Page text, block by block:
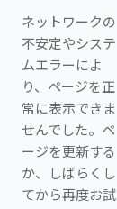
ネットワークの
不安定やシステ
ムエラーによ
り、ページを正
常に表示できま
せんでした。ペ
ージを更新する
か、しばらくし
てから再度お試